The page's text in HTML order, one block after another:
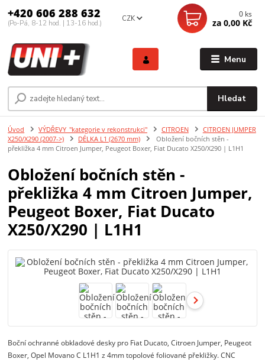
Menu
CZK
Hledat
+420 606 288 632
(Po-Pá, 8-12 hod. | 13-16 hod.)
0 ks
za 0,00 Kč
Úvod VÝDŘEVY_"kategorie v rekonstrukci" CITROEN
CITROEN JUMPER
X250/X290 (2007->)
DÉLKA L1 (2670 mm)
Obložení bočních stěn -
překližka 4 mm Citroen Jumper, Peugeot Boxer, Fiat Ducato X250/X290 | L1H1
Obložení bočních stěn -
překližka 4 mm Citroen Jumper,
Peugeot Boxer, Fiat Ducato
X250/X290 | L1H1
Boční ochranné obkladové desky pro Fiat Ducato, Citroen Jumper, Peugeot
Boxer, Opel Movano C L1H1 z 4mm topolové foliované překližky. CNC